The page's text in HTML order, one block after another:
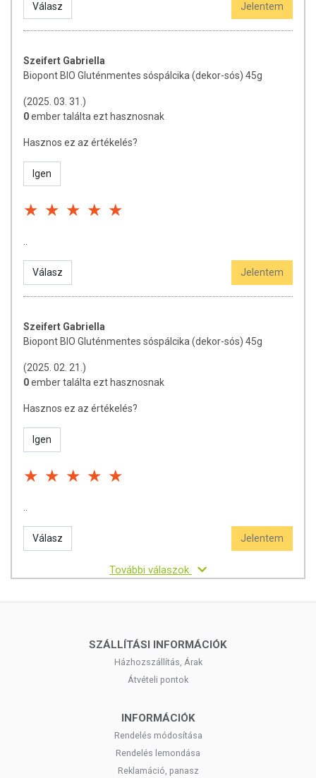
Válasz Jelentem
Szeifert Gabriella
Biopont BIO Gluténmentes sóspálcika (dekor-sós) 45g
(2025. 03. 31.)
0ember találta ezt hasznosnak
Hasznos ez az értékelés?
Igen
Válasz Jelentem
Szeifert Gabriella
Biopont BIO Gluténmentes sóspálcika (dekor-sós) 45g
(2025. 02. 21.)
0ember találta ezt hasznosnak
Hasznos ez az értékelés?
Igen
Válasz Jelentem
További válaszok
SZÁLLÍTÁSI INFORMÁCIÓK
Házhozszállítás, Árak
Átvételi pontok
INFORMÁCIÓK
Rendelés módosítása
Rendelés lemondása
Reklamáció, panasz